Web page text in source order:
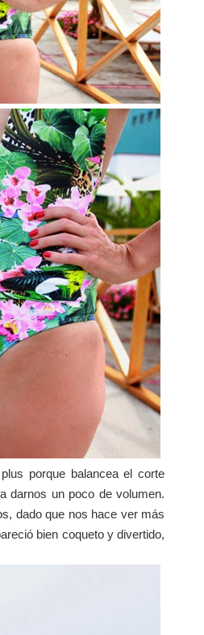
porque balancea el corte
darnos un poco de volumen.
dado que nos hace ver más
bien coqueto y divertido,